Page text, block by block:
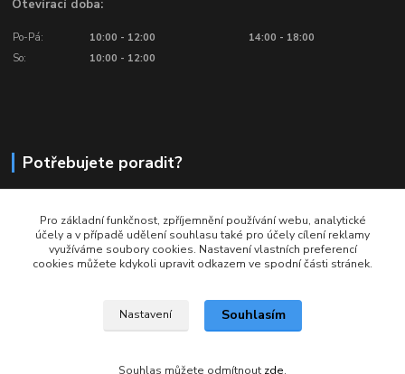
Otevírací doba:
Po-Pá: 10:00 - 12:00
14:00 - 18:00
So:
10:00 - 12:00
Potřebujete poradit?
Volejte: Po - Pá (10:00 - 18:00)
info@ragbyobchod.cz
Pro základní funkčnost, zpříjemnění používání webu, analytické
účely a v případě udělení souhlasu také pro účely cílení reklamy
využíváme soubory cookies. Nastavení vlastních preferencí
cookies můžete kdykoli upravit odkazem ve spodní části stránek.
Nastavení Souhlasím
Souhlas můžete odmítnout zde.